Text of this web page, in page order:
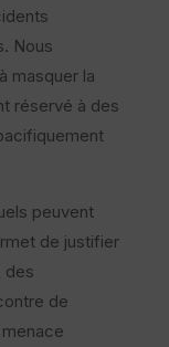
Nous
masquer la
réservé à des
peuvent
de justifier
des
de